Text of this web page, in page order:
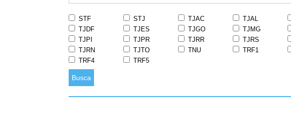
STF STJ TJAC TJAL
TJDF
TJES TJGO TJMG
TJPI
TJPR TJRR TJRS
TJRN
TJTO TNU TRF1
TRF4
TRF5
Busca